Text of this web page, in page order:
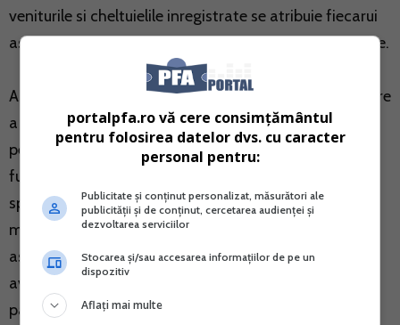
veniturile si cheltuielile inregistrate se atribuie fiecarui
asociat, corespunzator cotei de participare in asociere.
Astfel, sunt supuse obligatiei de incheiere si inregistrare
a unui contract de asociere atat asociatiile fara
personalitate juridica, ale caror constituire si
functionare sunt reglementate prin acte normative
speciale, cabinete medicale grupate, cabinete
medicale asociate, societati civile medicale, cabinete
asociate de avocati, societati civile profesionale de
avocati, notari publici asociati, asociatii in
participatiune, constituite potrivit legii, cat si orice
portalpfa.ro vă cere consimțământul
pentru folosirea datelor dvs. cu caracter
personal pentru:
Publicitate și conținut personalizat, măsurători ale
publicității și de conținut, cercetarea audienței și
dezvoltarea serviciilor
Stocarea și/sau accesarea informațiilor de pe un
dispozitiv
Aflați mai multe